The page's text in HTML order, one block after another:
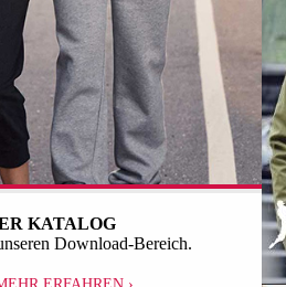
KATALOG
Download-Bereich.